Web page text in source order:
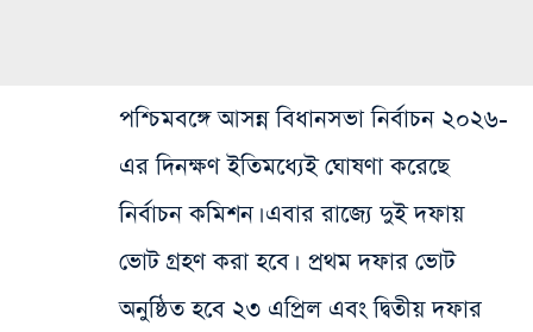
পশ্চিমবঙ্গে আসন্ন বিধানসভা নির্বাচন ২০২৬-
এর দিনক্ষণ ইতিমধ্যেই ঘোষণা করেছে
নির্বাচন কমিশন। এবার রাজ্যে দুই দফায়
ভোট গ্রহণ করা হবে। প্রথম দফার ভোট
অনুষ্ঠিত হবে ২৩ এপ্রিল এবং দ্বিতীয় দফার